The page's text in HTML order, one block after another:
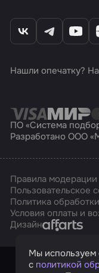
Нашли опечатку?
ПО «Система
Разработано ООО
Правила модерации
Пользовательское
Политика
Условия оплаты и
ДизайнAffarts
Мы используем
с политикой